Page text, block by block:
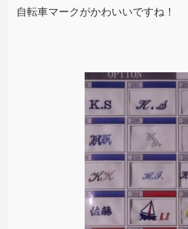
自転車マークがかわいいですね！